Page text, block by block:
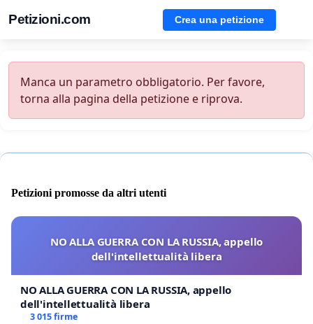
Petizioni.com Crea una petizione
Manca un parametro obbligatorio. Per favore,
torna alla pagina della petizione e riprova.
Petizioni promosse da altri utenti
NO ALLA GUERRA CON LA RUSSIA, appello
dell'intellettualità libera
NO ALLA GUERRA CON LA RUSSIA, appello
dell'intellettualità libera
3 015 firme